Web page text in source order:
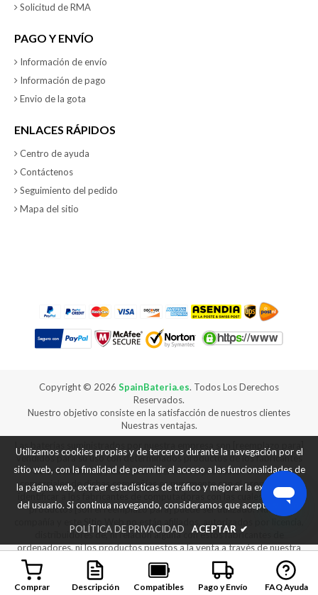
Comprar Descripción Compatibles Pago y Envío FAQ Ayuda
Solicitud de RMA
PAGO Y ENVÍO
Información de envío
Información de pago
Envio de la gota
ENLACES RÁPIDOS
Centro de ayuda
Contáctenos
Seguimiento del pedido
Mapa del sitio
Copyright © 2026 SpainBateria.es. Todos Los Derechos
Reservados.
Nuestro objetivo consiste en la satisfacción de nuestros clientes
Nuestras ventajas.
vendidos para su uso con determinados productos de los fabricantes
de ordenadores, y cualquier referencia a productos o marcas
comerciales de dichas compañías es puramente con el propósito de
identificar a los fabricantes de computadoras con las cuales nuestros
productos [son el reemplazo para] puede ser utilizado. Nuestra
compañía y este Sitio Web no están afiliados, autorizados por licencia,
distribuidores de, ni relación alguna con estos fabricantes de
ordenadores, ni los productos puestos a la venta a través de nuestra
web son fabricados ni vendidos con la autorización de los fabricantes
de los equipos con los que nuestros productos [son reemplazo para]
se puede utilizar.
Utilizamos cookies propias y de terceros durante la navegación por el
sitio web, con la finalidad de permitir el acceso a las funcionalidades de
la página web, extraer estadísticas de tráfico y mejorar la experiencia
del usuario. Si continua navegando, consideramos que acepta su uso.
POLÍTICA DE PRIVACIDAD ACEPTAR ✔